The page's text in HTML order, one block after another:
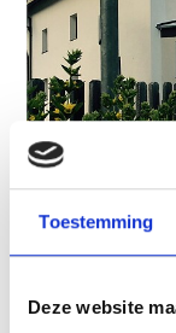
Toestemming
Deze website